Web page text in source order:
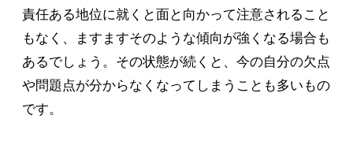
責任ある地位に就くと面と向かって注意されること
もなく、ますますそのような傾向が強くなる場合も
あるでしょう。その状態が続くと、今の自分の欠点
や問題点が分からなくなってしまうことも多いもの
です。